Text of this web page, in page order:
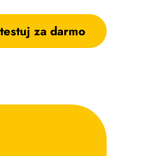
za darmo